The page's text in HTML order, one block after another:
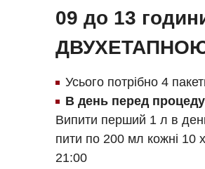
09 до 13
Усього потрібно 4
В день перед
Випити перший 1 л в
пити по 200 мл кожні 10
21:00